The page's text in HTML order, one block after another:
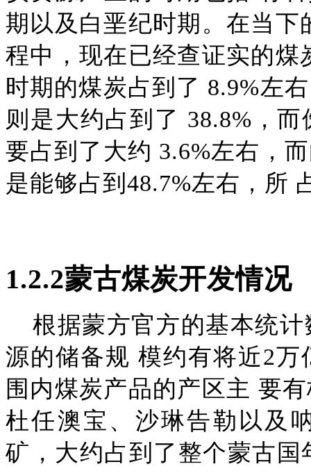
期以及白垩纪时期。在当
程中，现在已经查证实的
时期的煤炭占到了 8.9%左
则是大约占到了 38.8%，
要占到了大约 3.6%左右，
是能够占到48.7%左右，所
1.2.2蒙古煤炭开发情况
根据蒙方官方的基本统
源的储备规 模约有将近2万
围内煤炭产品的产区主 要
杜任澳宝、沙琳告勒以及
矿，大约占到了整个蒙古